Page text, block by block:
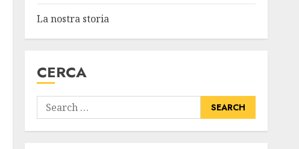
3
Wing Back nella formazione
1-3-3-3 Strategie di
La nostra storia
CERCA
Search
for: